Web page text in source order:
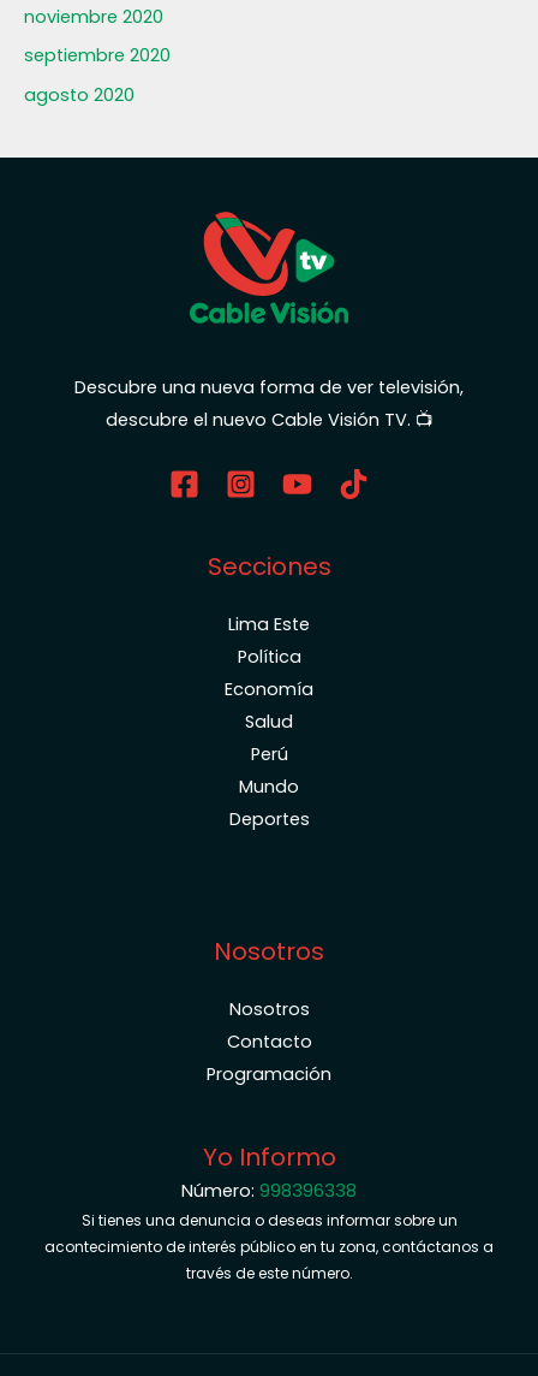
noviembre 2020
septiembre 2020
agosto 2020
Descubre una nueva forma de ver televisión,
descubre el nuevo Cable Visión TV. 📺
Secciones
Lima Este
Política
Economía
Salud
Perú
Mundo
Deportes
Nosotros
Nosotros
Contacto
Programación
Yo Informo
Número: 998396338
Si tienes una denuncia o deseas informar sobre un
acontecimiento de interés público en tu zona, contáctanos a
través de este número.